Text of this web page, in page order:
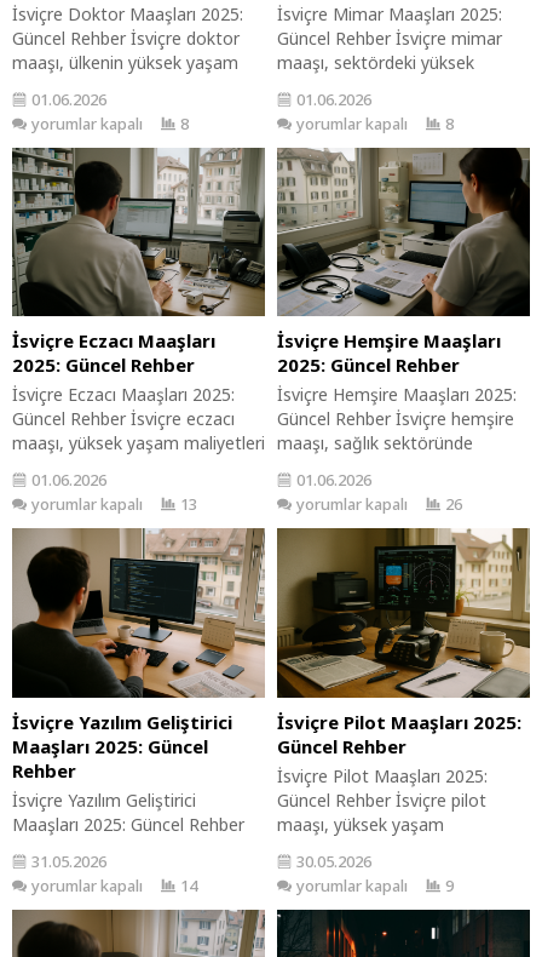
İsviçre Doktor Maaşları 2025:
Güncel Rehber İsviçre doktor
maaşı, ülkenin yüksek yaşam
standardı ve sağlık sektörüne
yapılan yatırımlar nedeniyle
dikkat çekici seviyelerdedir.
Doktorlar, sağlık sisteminin bel
kemiği olarak önemli bir role
sahiptir ve bu rehber, 2025 yılı
için İsviçre’deki maaş aralıklarını
anlamanıza yardımcı olacaktır.
Sağlık sektöründe kariyer
yapmayı düşünenler için...
01.06.2026
yorumlar kapalı
8
İsviçre Mimar Maaşları 2025:
Güncel Rehber İsviçre mimar
maaşı, sektördeki yüksek
yaşam maliyetleri ve güçlü
ekonomi nedeniyle genellikle
yüksektir. Mimarlar, şehir
planlamasından bina tasarımına
kadar geniş bir yelpazede görev
alarak önemli bir rol üstlenirler.
Bu rehber, İsviçre’de mimar
maaşlarına dair kapsamlı bir
bakış sunarak, kariyer
planlaması yapanlar için değerli
bilgiler...
01.06.2026
yorumlar kapalı
8
İsviçre Eczacı Maaşları
2025: Güncel Rehber
İsviçre Eczacı Maaşları 2025:
Güncel Rehber İsviçre eczacı
maaşı, yüksek yaşam maliyetleri
ve sağlık sektöründeki talep
nedeniyle dikkat çekici
seviyelerdedir. Eczacılar, sağlık
sisteminin temel taşlarından biri
olarak, ilaç tedavilerinin doğru
uygulanmasında kritik bir rol
oynar. Bu rehber, İsviçre’de
eczacı olarak çalışmayı
düşünenler için değerli bilgiler
sunmaktadır. Eczacı Nedir? Ne
İş...
01.06.2026
yorumlar kapalı
13
İsviçre Hemşire Maaşları
2025: Güncel Rehber
İsviçre Hemşire Maaşları 2025:
Güncel Rehber İsviçre hemşire
maaşı, sağlık sektöründe
çalışanlar için önemli bir
konudur. Hemşireler, sağlık
sisteminin bel kemiğidir ve
kaliteli sağlık hizmetlerinin
sunulmasında kritik rol oynarlar.
Bu rehber, İsviçre’de
hemşirelerin maaş beklentilerini
anlamanızı sağlayacak ve
kariyer planlamanıza yardımcı
olacaktır. Hemşire Nedir? Ne İş
Yapar? Hemşireler, hasta
bakımını...
01.06.2026
yorumlar kapalı
26
İsviçre Yazılım Geliştirici
Maaşları 2025: Güncel
Rehber
İsviçre Yazılım Geliştirici
Maaşları 2025: Güncel Rehber
teknoloji sektöründe çalışanlar
için önemli bir konudur. Ülkedeki
yüksek yaşam standartları ve
teknoloji sektöründeki talep, bu
31.05.2026
yorumlar kapalı
14
İsviçre Pilot Maaşları 2025:
Güncel Rehber
İsviçre Pilot Maaşları 2025:
Güncel Rehber İsviçre pilot
maaşı, yüksek yaşam
sektörü nedeniyle dikkat
çekmektedir. Pilotluk mesleği,
güvenlik ve profesyonellik
gerektiren önemli bir rol oynar.
30.05.2026
yorumlar kapalı
9